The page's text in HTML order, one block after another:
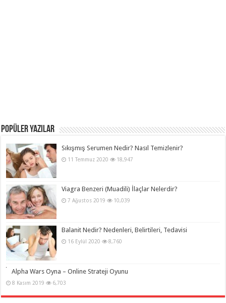
POPÜLER YAZILAR
Sıkışmış Serumen Nedir? Nasıl Temizlenir?
11 Temmuz 2020 18,947
Viagra Benzeri (Muadili) İlaçlar Nelerdir?
7 Ağustos 2019 10,039
Balanit Nedir? Nedenleri, Belirtileri, Tedavisi
16 Eylül 2020 8,760
Alpha Wars Oyna – Online Strateji Oyunu
8 Kasım 2019 6,703